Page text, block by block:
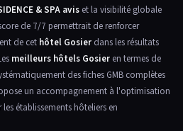
& SPA avis et la visibilité globale
de 7/7 permettrait de renforcer
de cet hôtel Gosier dans les résultats
meilleurs hôtels Gosier en termes de
des fiches GMB complètes
un accompagnement à l'optimisation
établissements hôteliers en